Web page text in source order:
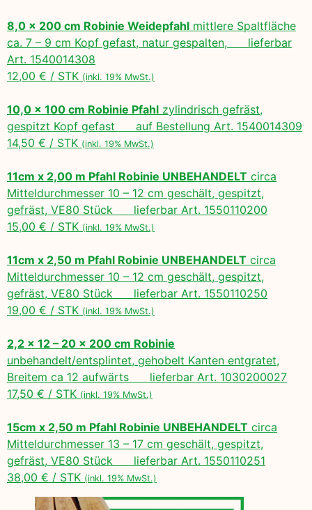
8,0 x 200 cm Robinie Weidepfahl mittlere Spaltfläche
ca. 7 – 9 cm Kopf gefast, natur gespalten, lieferbar
Art. 1540014308
12,00 € / STK (inkl. 19% MwSt.)
10,0 x 100 cm Robinie Pfahl zylindrisch gefräst,
gespitzt Kopf gefast auf Bestellung Art. 1540014309
14,50 € / STK (inkl. 19% MwSt.)
11cm x 2,00 m Pfahl Robinie UNBEHANDELT circa
Mitteldurchmesser 10 – 12 cm geschält, gespitzt,
gefräst, VE80 Stück lieferbar Art. 1550110200
15,00 € / STK (inkl. 19% MwSt.)
11cm x 2,50 m Pfahl Robinie UNBEHANDELT circa
Mitteldurchmesser 10 – 12 cm geschält, gespitzt,
gefräst, VE80 Stück lieferbar Art. 1550110250
19,00 € / STK (inkl. 19% MwSt.)
2,2 x 12 – 20 x 200 cm Robinie
unbehandelt/entsplintet, gehobelt Kanten entgratet,
Breitem ca 12 aufwärts lieferbar Art. 1030200027
17,50 € / STK (inkl. 19% MwSt.)
15cm x 2,50 m Pfahl Robinie UNBEHANDELT circa
Mitteldurchmesser 13 – 17 cm geschält, gespitzt,
gefräst, VE80 Stück lieferbar Art. 1550110251
38,00 € / STK (inkl. 19% MwSt.)